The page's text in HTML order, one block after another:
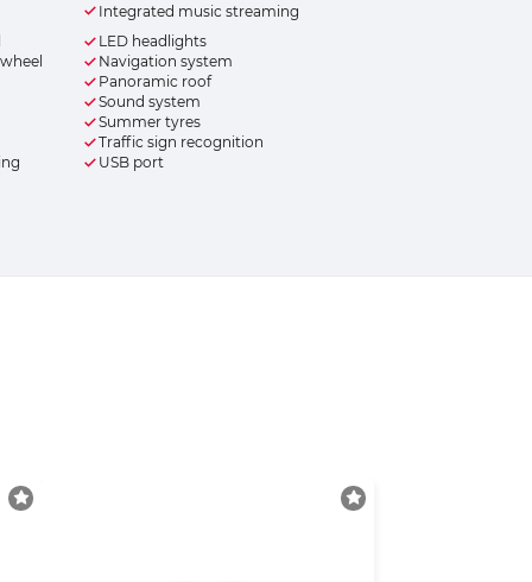
Integrated music streaming
LED headlights
Navigation system
Panoramic roof
Sound system
Summer tyres
Traffic sign recognition
USB port